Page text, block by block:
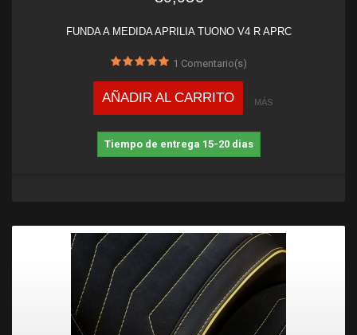
FUNDA A MEDIDA APRILIA TUONO V4 R APRC
1 Comentario(s)
AÑADIR AL CARRITO MÁS
Tiempo de entrega 15-20 dias